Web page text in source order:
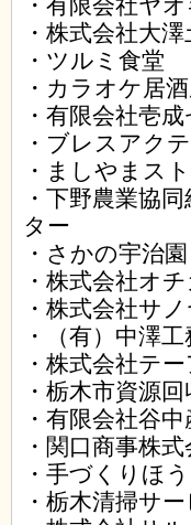
・株式会社大
・ツルミ食堂
・カラオケ居
・有限会社壱
・ブレスアク
・ましやまス
・下野農業協
ター
・さかの宇治園
・株式会社オ
・株式会社サ
・（有）中澤工
・株式会社テ
・栃木市資源
・有限会社谷中
・関口商事株式
・手づくりほ
・栃木清掃サ